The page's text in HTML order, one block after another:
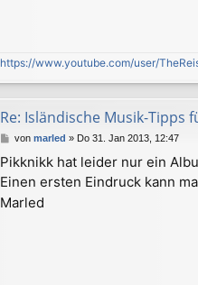
https://www.youtube.com/user/
Re: Isländische Musik-Tipps
B
i
t
a
von marled » Do 31. Jan 2013, 12:47
Pikknikk hat leider nur ein
Einen ersten Eindruck kann
Marled